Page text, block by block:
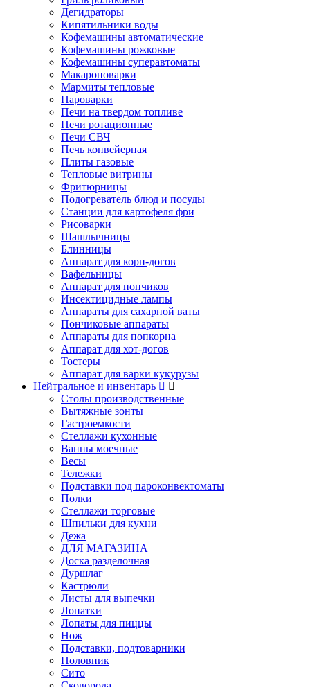
Дегидраторы
Кипятильники воды
Кофемашины автоматические
Кофемашины рожковые
Кофемашины суперавтоматы
Макароноварки
Мармиты тепловые
Пароварки
Печи на твердом топливе
Печи ротационные
Печи СВЧ
Печь конвейерная
Плиты газовые
Тепловые витрины
Фритюрницы
Подогреватель блюд и посуды
Станции для картофеля фри
Рисоварки
Шашлычницы
Блинницы
Аппарат для корн-догов
Вафельницы
Аппарат для пончиков
Инсектицидные лампы
Аппараты для сахарной ваты
Пончиковые аппараты
Аппараты для попкорна
Аппарат для хот-догов
Тостеры
Аппарат для варки кукурузы
Нейтральное и инвентарь
Столы производственные
Вытяжные зонты
Гастроемкости
Стеллажи кухонные
Ванны моечные
Весы
Тележки
Подставки под пароконвектоматы
Полки
Стеллажи торговые
Шпильки для кухни
Дежа
ДЛЯ МАГАЗИНА
Доска разделочная
Дуршлаг
Кастрюли
Листы для выпечки
Лопатки
Лопаты для пиццы
Нож
Подставки, подтоварники
Половник
Сито